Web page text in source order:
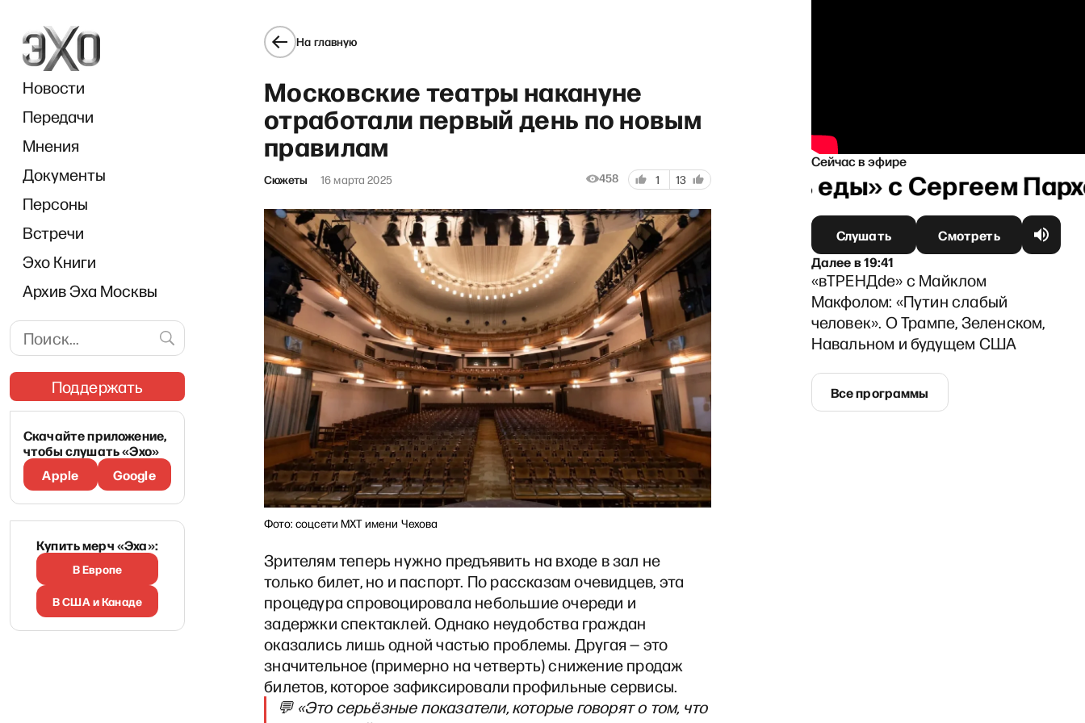
Новости
Передачи
Мнения
Документы
Персоны
Встречи
Эхо Книги
Архив Эха Москвы
Поддержать
Скачайте приложение,
чтобы слушать «Эхо»
Apple
Google
Купить мерч «Эха»:
В Европе
В США и Канаде
На главную
Московские театры накануне
отработали первый день по новым
правилам
Сюжеты 16 марта 2025 458 1 13
Фото: соцсети МХТ имени Чехова
Зрителям теперь нужно предъявить на входе в зал не
только билет, но и паспорт. По рассказам очевидцев, эта
процедура спровоцировала небольшие очереди и
задержки спектаклей. Однако неудобства граждан
оказались лишь одной частью проблемы. Другая — это
значительное (примерно на четверть) снижение продаж
билетов, которое зафиксировали профильные сервисы.
💬 «Это серьёзные показатели, которые говорят о том, что
Сейчас в эфире
«Суть еды» с Сергеем
Слушать
Смотреть
Далеев19:41
«вТРЕНДde» с Майклом
Макфолом: «Путин слабый
человек». О Трампе, Зеленском,
Навальном и будущем США
Все программы